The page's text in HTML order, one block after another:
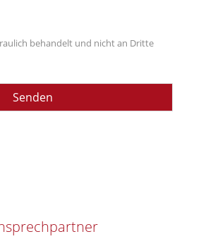
behandelt und nicht an Dritte